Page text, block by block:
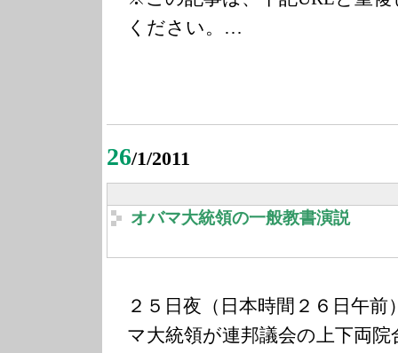
ください。…
26/1/2011
オバマ大統領の一般教書演説
２５日夜（日本時間２６日午
マ大統領が連邦議会の上下両